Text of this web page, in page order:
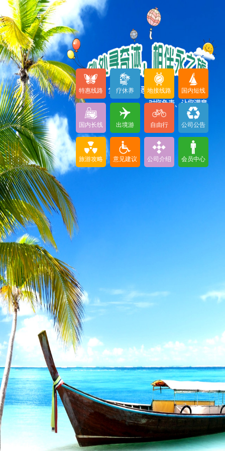
特惠线路 疗休养 地接线路 国内短线
国内长线 出境游 自由行 公司公告
旅游攻略 意见建议 公司介绍 会员中心